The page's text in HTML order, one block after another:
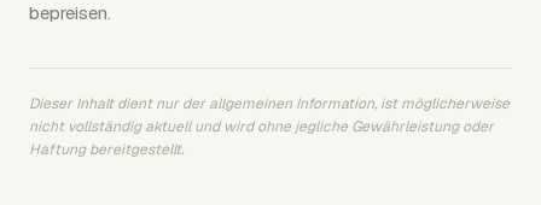
bepreisen.
Dieser Inhalt dient nur der allgemeinen Information, ist möglicherweise
nicht vollständig aktuell und wird ohne jegliche Gewährleistung oder
Haftung bereitgestellt.